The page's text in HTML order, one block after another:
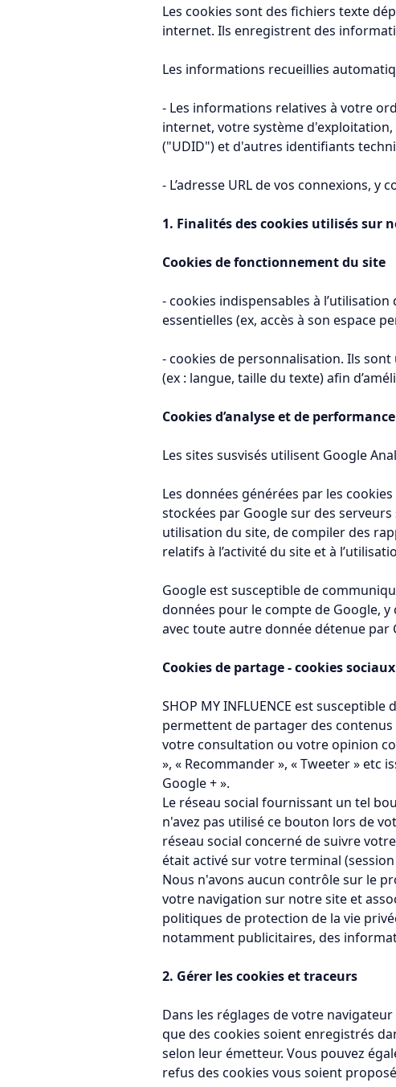
Les cookies sont des fichiers texte
internet. Ils enregistrent des
Les informations recueillies
- Les informations relatives à votre
internet, votre système
("UDID") et d'autres identifiants
- L’adresse URL de vos connexions,
1. Finalités des cookies utilisés sur
Cookies de fonctionnement du site
- cookies indispensables à
essentielles (ex, accès à son espace
- cookies de personnalisation. Ils
(ex : langue, taille du texte) afin
Cookies d’analyse et de
Les sites susvisés utilisent Google
Les données générées par les
stockées par Google sur des
utilisation du site, de compiler des
relatifs à l’activité du site et à
Google est susceptible de
données pour le compte de Google,
avec toute autre donnée détenue par
Cookies de partage - cookies sociaux
SHOP MY INFLUENCE est
permettent de partager des
votre consultation ou votre opinion
», « Recommander », « Tweeter » etc
Google + ».
Le réseau social fournissant un tel
n'avez pas utilisé ce bouton lors de
réseau social concerné de suivre
était activé sur votre terminal
Nous n'avons aucun contrôle sur le
votre navigation sur notre site et
politiques de protection de la vie
notamment publicitaires, des
2. Gérer les cookies et traceurs
Dans les réglages de votre
que des cookies soient enregistrés
selon leur émetteur. Vous pouvez
refus des cookies vous soient